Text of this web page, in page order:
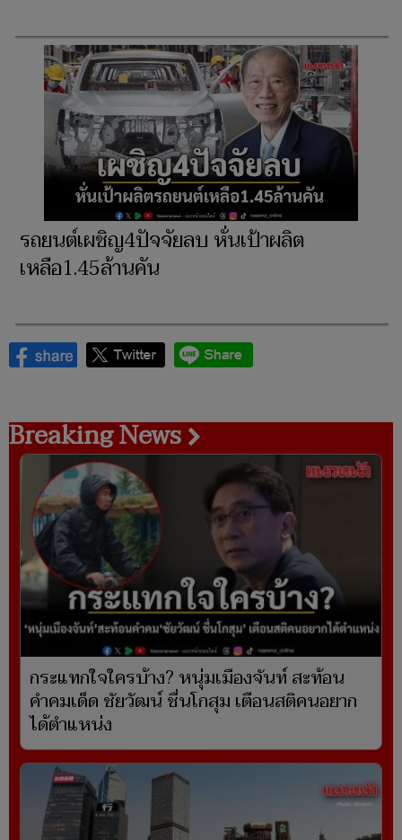
รถยนต์เผชิญ4ปัจจัยลบ หั่นเป้าผลิต
เหลือ1.45ล้านคัน
Breaking News
กระแทกใจใครบ้าง? หนุ่มเมืองจันท์ สะท้อน
คำคมเด็ด ชัยวัฒน์ ชื่นโกสุม เตือนสติคนอยาก
ได้ตำแหน่ง